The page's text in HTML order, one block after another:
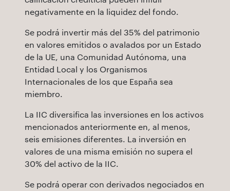
negativamente en la liquidez del fondo.
Se podrá invertir más del 35% del patrimonio
en valores emitidos o avalados por un Estado
de la UE, una Comunidad Autónoma, una
Entidad Local y los Organismos
Internacionales de los que España sea
miembro.
La IIC diversifica las inversiones en los activos
mencionados anteriormente en, al menos,
seis emisiones diferentes. La inversión en
valores de una misma emisión no supera el
30% del activo de la IIC.
Se podrá operar con derivados negociados en